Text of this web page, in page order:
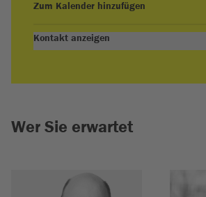
Zum Kalender hinzufügen
Kontakt anzeigen
Wer Sie erwartet